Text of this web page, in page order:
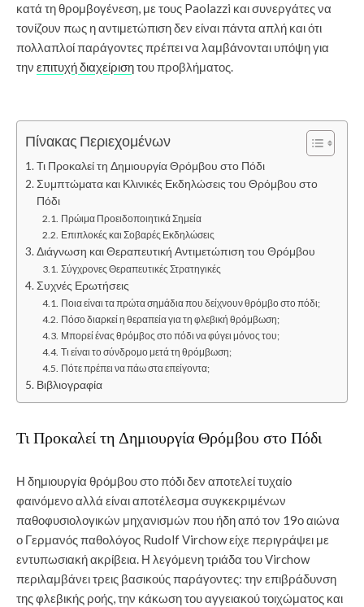
κατά τη θρομβογένεση, με τους Paolazzi και συνεργάτες να
τονίζουν πως η αντιμετώπιση δεν είναι πάντα απλή και ότι
πολλαπλοί παράγοντες πρέπει να λαμβάνονται υπόψη για
την επιτυχή διαχείρισητου προβλήματος.
Πίνακας Περιεχομένων
Τι Προκαλεί τη Δημιουργία Θρόμβου στο Πόδι
Συμπτώματα και Κλινικές Εκδηλώσεις του Θρόμβου στο
Πόδι
Πρώιμα Προειδοποιητικά Σημεία
Επιπλοκές και Σοβαρές Εκδηλώσεις
Διάγνωση και Θεραπευτική Αντιμετώπιση του Θρόμβου
Σύγχρονες Θεραπευτικές Στρατηγικές
Συχνές Ερωτήσεις
Ποια είναι τα πρώτα σημάδια που δείχνουν θρόμβο στο πόδι;
Πόσο διαρκεί η θεραπεία για τη φλεβική θρόμβωση;
Μπορεί ένας θρόμβος στο πόδι να φύγει μόνος του;
Τι είναι το σύνδρομο μετά τη θρόμβωση;
Πότε πρέπει να πάω στα επείγοντα;
Βιβλιογραφία
Τι Προκαλεί τη Δημιουργία Θρόμβου στο Πόδι
Η δημιουργία θρόμβου στο πόδι δεν αποτελεί τυχαίο
φαινόμενο αλλά είναι αποτέλεσμα συγκεκριμένων
παθοφυσιολογικών μηχανισμών που ήδη από τον 19ο αιώνα
ο Γερμανός παθολόγος Rudolf Virchow είχε περιγράψει με
εντυπωσιακή ακρίβεια. Η λεγόμενη τριάδα του Virchow
περιλαμβάνει τρεις βασικούς παράγοντες: την επιβράδυνση
της φλεβικής ροής, την κάκωση του αγγειακού τοιχώματος και